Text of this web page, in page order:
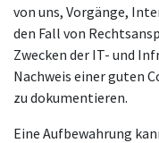
von uns, Vorgänge,
den Fall von
Zwecken der IT- und
Nachweis einer guten
zu dokumentieren.
Eine Aufbewahrung